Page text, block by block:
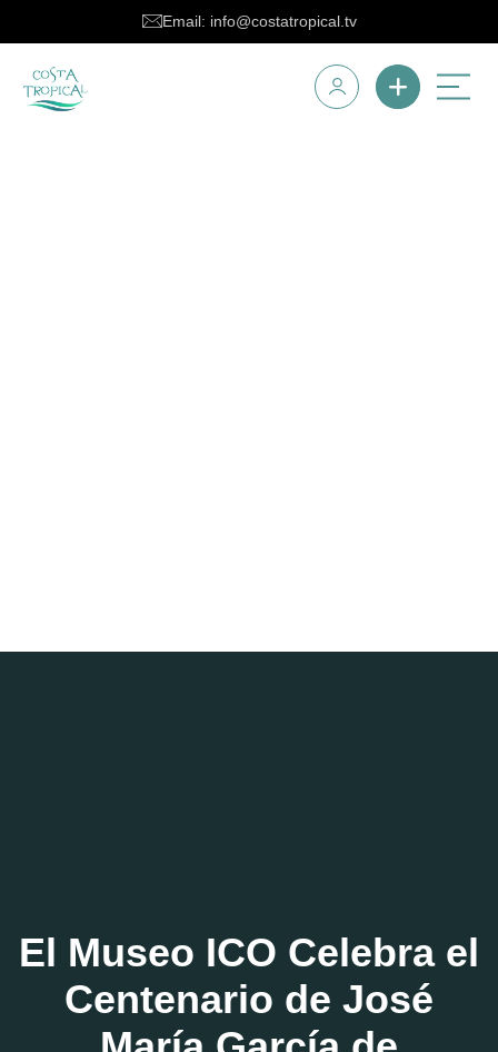
Email: info@costatropical.tv
El Museo ICO Celebra el
Centenario de José